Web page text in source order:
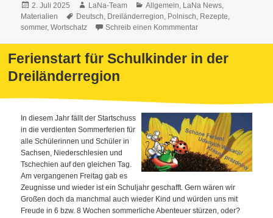
Veröffentlicht
am
2. Juli 2025 Autor
LaNa-Team Kategorien
Allgemein, LaNa News,
Materialien
Schlagwörter
Deutsch, Dreiländerregion, Polnisch, Rezepte,
sommer,Wortschatz Schreib einen Kommmentar
Ferienstart für Schulkinder in der
Dreiländerregion
In diesem Jahr fällt der Startschuss
in die verdienten Sommerferien für
alle Schülerinnen und Schüler in
Sachsen, Niederschlesien und
Tschechien auf den gleichen Tag.
Am vergangenen Freitag gab es
Zeugnisse und wieder ist ein Schuljahr geschafft. Gern wären wir
Großen doch da manchmal auch wieder Kind und würden uns mit
Freude in 6 bzw. 8 Wochen sommerliche Abenteuer stürzen, oder?